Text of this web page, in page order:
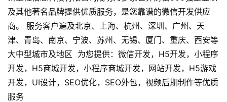
发
s
e
o
优
化
及其他著名品牌提供优质服务，是您靠谱的微信开发供应
商。 服务客户遍及北京、上海、杭州、深圳、广州、天
津、青岛、南京、宁波、苏州、无锡、厦门、重庆、西安等
大中型城市及地区 为您提供：微信开发，H5开发，小程序
开发，H5商城开发，小程序商城开发，网站开发，H5游戏
开发，UI设计，SEO优化，SEO外包，视频后期制作等优质
服务